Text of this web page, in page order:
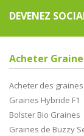
DEVENEZ
Acheter
Acheter des graines
Graines Hybride F1
Bolster Bio Graines
Graines de Buzzy